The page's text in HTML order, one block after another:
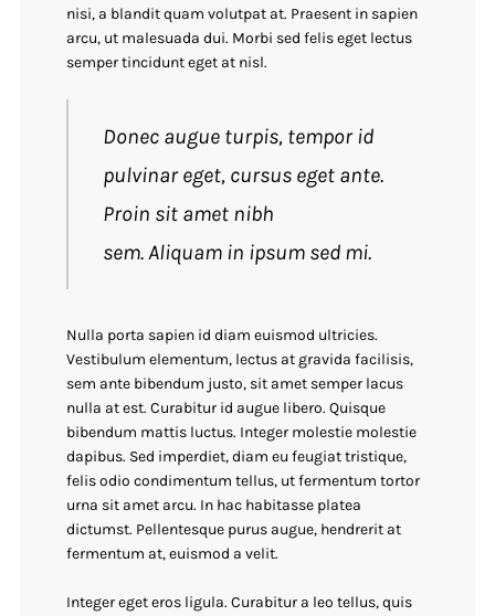
nisi, a blandit quam volutpat at. Praesent in sapien
arcu, ut malesuada dui. Morbi sed felis eget lectus
semper tincidunt eget at nisl.
Donec augue turpis, tempor id
pulvinar eget, cursus eget ante.
Proin sit amet nibh
sem. Aliquam in ipsum sed mi.
Nulla porta sapien id diam euismod ultricies.
Vestibulum elementum, lectus at gravida facilisis,
sem ante bibendum justo, sit amet semper lacus
nulla at est. Curabitur id augue libero. Quisque
bibendum mattis luctus. Integer molestie molestie
dapibus. Sed imperdiet, diam eu feugiat tristique,
felis odio condimentum tellus, ut fermentum tortor
urna sit amet arcu. In hac habitasse platea
dictumst. Pellentesque purus augue, hendrerit at
fermentum at, euismod a velit.
Integer eget eros ligula. Curabitur a leo tellus, quis